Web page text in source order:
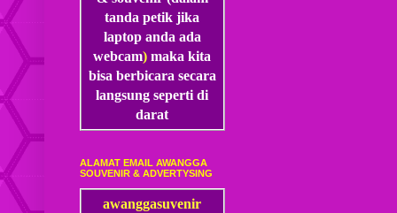
tanda petik jika
laptop anda ada
webcam)maka kita
bisa berbicara secara
langsung seperti di
darat
ALAMAT EMAIL AWANGGA
SOUVENIR & ADVERTYSING
awanggasuvenir